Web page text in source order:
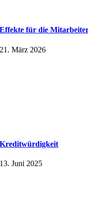
Effekte für die
21. März 2026
Kreditwürdigkeit
13. Juni 2025